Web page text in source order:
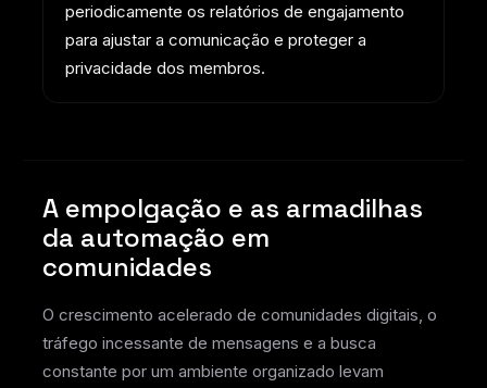
periodicamente os relatórios de engajamento
para ajustar a comunicação e proteger a
privacidade dos membros.
A empolgação e as armadilhas
da automação em
comunidades
O crescimento acelerado de comunidades digitais, o
tráfego incessante de mensagens e a busca
constante por um ambiente organizado levam